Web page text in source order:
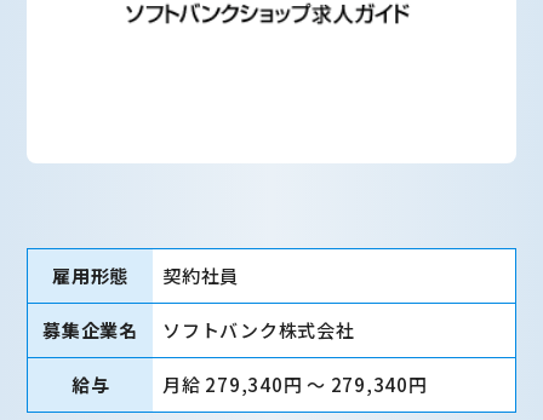
雇用形態 契約社員
募集企業名 ソフトバンク株式会社
給与 月給 279,340円 〜 279,340円